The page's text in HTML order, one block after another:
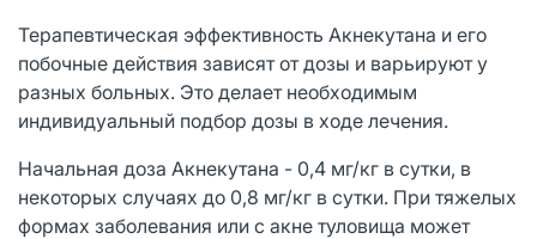
Терапевтическая эффективность Акнекутана и его
побочные действия зависят от дозы и варьируют у
разных больных. Это делает необходимым
индивидуальный подбор дозы в ходе лечения.
Начальная доза Акнекутана - 0,4 мг/кг в сутки, в
некоторых случаях до 0,8 мг/кг в сутки. При тяжелых
формах заболевания или с акне туловища может